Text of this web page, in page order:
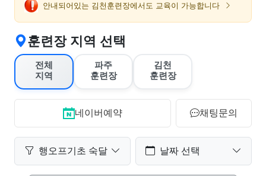
안내되어있는 김천훈련장에서도 교육이 가능합니다
훈련장 지역 선택
전체
지역
파주
훈련장
김천
훈련장
네이버예약 채팅문의
행오프기초 숙달 날짜 선택